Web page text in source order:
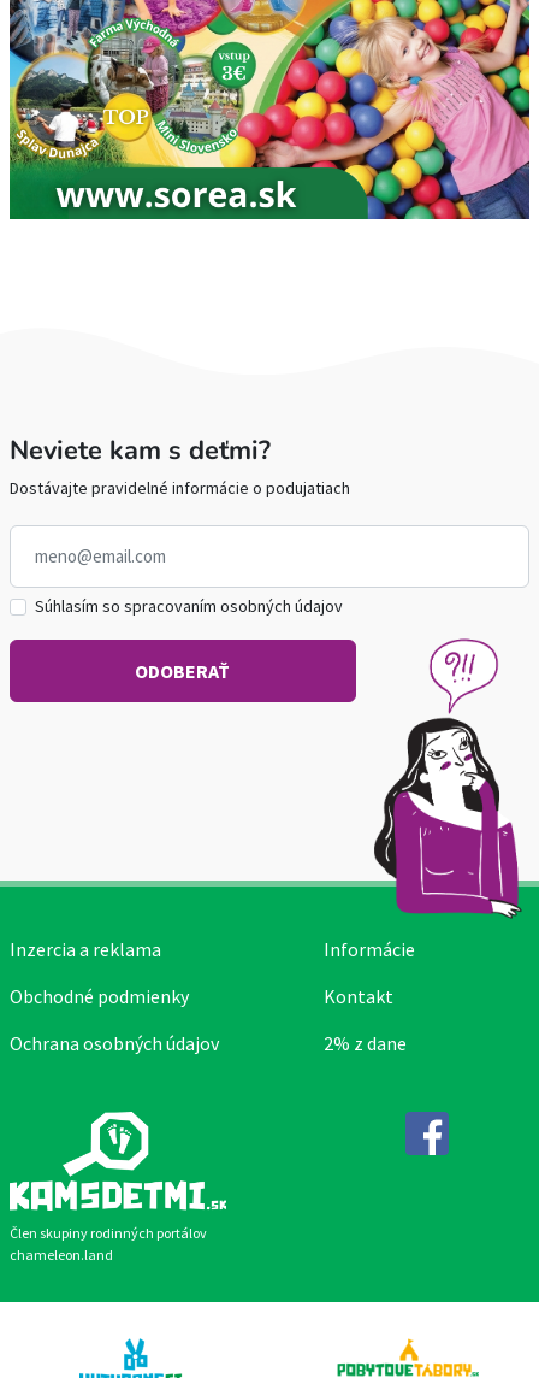
Neviete kam s deťmi?
Dostávajte pravidelné informácie o podujatiach
Súhlasím so spracovaním osobných údajov
Člen skupiny rodinných portálov
chameleon.land
Inzercia a reklama
Obchodné podmienky
Ochrana osobných údajov
Informácie
Kontakt
2% z dane